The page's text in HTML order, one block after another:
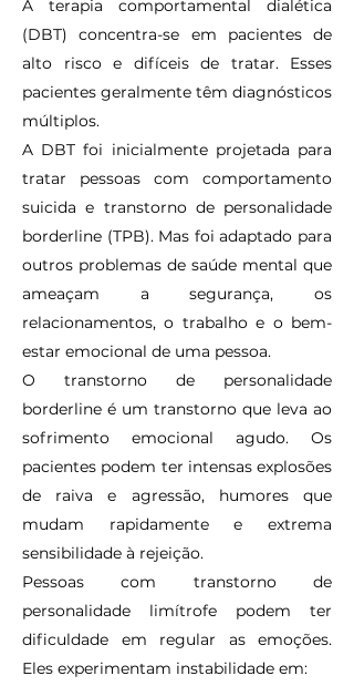
A terapia comportamental dialética
(DBT) concentra-se em pacientes de
alto risco e difíceis de tratar. Esses
pacientes geralmente têm diagnósticos
múltiplos.
A DBT foi inicialmente projetada para
tratar pessoas com comportamento
suicida e transtorno de personalidade
borderline (TPB). Mas foi adaptado para
outros problemas de saúde mental que
ameaçam a segurança, os
relacionamentos, o trabalho e o bem-
estar emocional de uma pessoa.
O transtorno de personalidade
borderline é um transtorno que leva ao
sofrimento emocional agudo. Os
pacientes podem ter intensas explosões
de raiva e agressão, humores que
mudam rapidamente e extrema
sensibilidade à rejeição.
Pessoas com transtorno de
personalidade limítrofe podem ter
dificuldade em regular as emoções.
Eles experimentam instabilidade em: